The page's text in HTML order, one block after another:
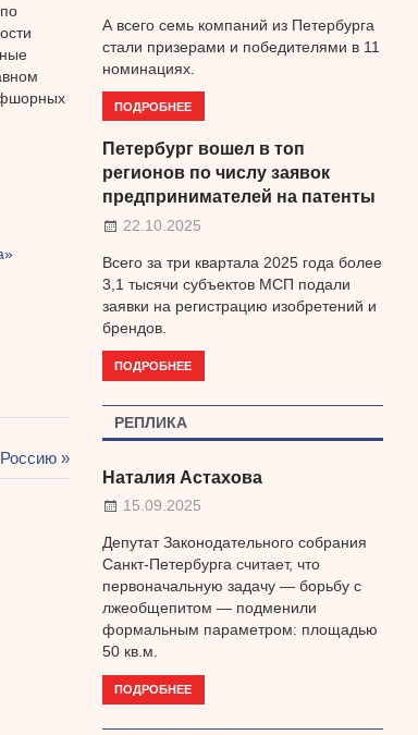
А всего семь компаний из Петербурга
стали призерами и победителями в 11
номинациях.
ПОДРОБНЕЕ
Петербург вошел в топ
регионов по числу заявок
предпринимателей на патенты
22.10.2025
Всего за три квартала 2025 года более
3,1 тысячи субъектов МСП подали
заявки на регистрацию изобретений и
брендов.
ПОДРОБНЕЕ
РЕПЛИКА
Наталия Астахова
15.09.2025
Депутат Законодательного собрания
Санкт-Петербурга считает, что
первоначальную задачу — борьбу с
лжеобщепитом — подменили
формальным параметром: площадью
50 кв.м.
ПОДРОБНЕЕ